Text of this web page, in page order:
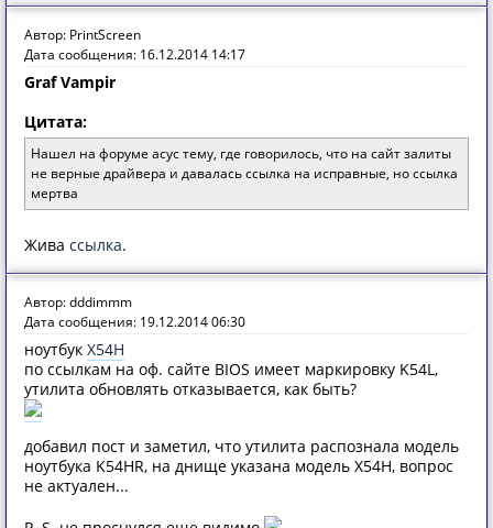
Автор: PrintScreen
Дата сообщения: 16.12.2014 14:17
Graf Vampir
Цитата:
Нашел на форуме асус тему, где говорилось, что на сайт залиты
не верные драйвера и давалась ссылка на исправные, но ссылка
мертва
Жива ссылка.
Автор: dddimmm
Дата сообщения: 19.12.2014 06:30
ноутбук X54H
по ссылкам на оф. сайте BIOS имеет маркировку K54L,
утилита обновлять отказывается, как быть?
добавил пост и заметил, что утилита распознала модель
ноутбука K54HR, на днище указана модель X54H, вопрос
не актуален...